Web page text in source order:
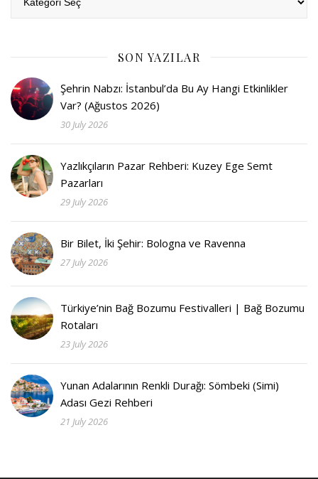
SON YAZILAR
Şehrin Nabzı: İstanbul’da Bu Ay Hangi Etkinlikler
Var? (Ağustos 2026)
30 July 2026
Yazlıkçıların Pazar Rehberi: Kuzey Ege Semt
Pazarları
29 July 2026
Bir Bilet, İki Şehir: Bologna ve Ravenna
27 July 2026
Türkiye’nin Bağ Bozumu Festivalleri | Bağ Bozumu
Rotaları
23 July 2026
Yunan Adalarının Renkli Durağı: Sömbeki (Simi)
Adası Gezi Rehberi
21 July 2026